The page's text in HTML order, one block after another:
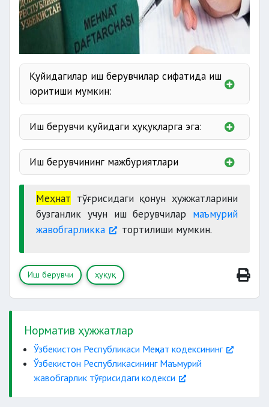
Қуйидагилар иш берувчилар сифатида иш
юритиши мумкин:
мулкчилик шаклидан ва идоравий
мансублигидан қатъи назар
Жисмоний шахслар қуйидаги ҳолларда иш
Иш берувчи қуйидаги ҳуқуқларга эга:
ходимлар билан меҳнат шартномаларини
тузиш, ўзгартириш ҳамда бекор қилиш
жамоа шартномаларини тузиш;
ходимларни ҳалол самарали меҳнати учун
Иш берувчининг мажбуриятлари
меҳнат шартномалари
шартларига риоя этиши
соҳасида камситишни тақиқлаш
тўғрисидаги талаблари бузилишига йўл
қўймаслиги
мажбурий меҳнат ва болалар меҳнатининг
Меҳнат тўғрисидаги қонун ҳужжатларини
бузганлик учун иш берувчилар маъмурий
жавобгарликка
тортилиши мумкин.
Иш берувчи ҳуқуқ
Норматив ҳужжатлар
Ўзбекистон Республикаси Меҳнат кодексининг
Ўзбекистон Республикасининг Маъмурий
жавобгарлик тўғрисидаги кодекси